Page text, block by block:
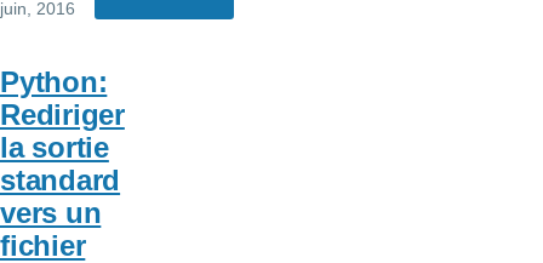
juin, 2016
Python:
Rediriger
la sortie
standard
vers un
fichier